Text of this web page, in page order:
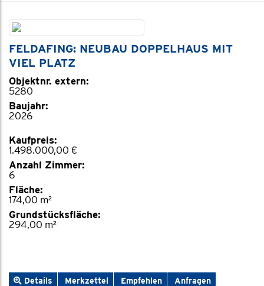
FELDAFING: NEUBAU DOPPELHAUS MIT
VIEL PLATZ
Objektnr. extern:
5280
Baujahr:
2026
Kaufpreis:
1.498.000,00 €
Anzahl Zimmer:
6
Fläche:
174,00 m²
Grundstücksfläche:
294,00 m²
Details Merkzettel Empfehlen Anfragen